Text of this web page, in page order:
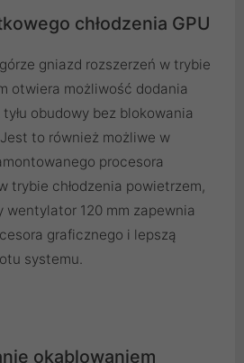
chłodzenia GPU
gniazd rozszerzeń w trybie
otwiera możliwość dodania
obudowy bez blokowania
to również możliwe w
procesora
trybie chłodzenia powietrzem,
wentylator 120 mm zapewnia
graficznego i lepszą
systemu.
okablowaniem